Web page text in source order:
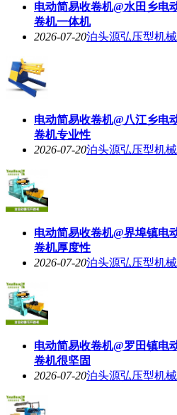
电动简易收卷机@水田乡电
卷机一体机
2026-07-20泊头源弘压型机
电动简易收卷机@八江乡电
卷机专业性
2026-07-20泊头源弘压型机
电动简易收卷机@界埠镇电
卷机厚度性
2026-07-20泊头源弘压型机
电动简易收卷机@罗田镇电
卷机很坚固
2026-07-20泊头源弘压型机